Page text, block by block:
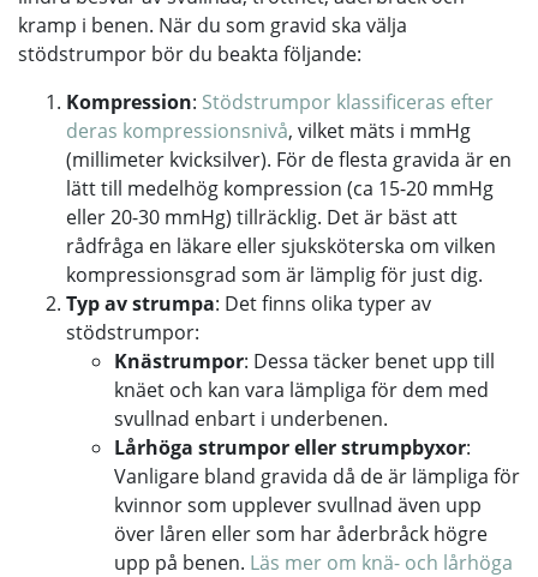
kramp i benen. När du som gravid ska välja
stödstrumpor bör du beakta följande:
Kompression: Stödstrumpor klassificeras efter
deras kompressionsnivå, vilket mäts i mmHg
(millimeter kvicksilver). För de flesta gravida är en
lätt till medelhög kompression (ca 15-20 mmHg
eller 20-30 mmHg) tillräcklig. Det är bäst att
rådfråga en läkare eller sjuksköterska om vilken
kompressionsgrad som är lämplig för just dig.
Typ av strumpa: Det finns olika typer av
stödstrumpor:
Knästrumpor: Dessa täcker benet upp till
knäet och kan vara lämpliga för dem med
svullnad enbart i underbenen.
Lårhöga strumpor eller strumpbyxor:
Vanligare bland gravida då de är lämpliga för
kvinnor som upplever svullnad även upp
över låren eller som har åderbråck högre
upp på benen. Läs mer om knä- och lårhöga